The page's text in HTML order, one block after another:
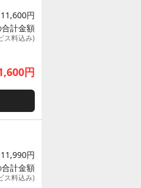
円
計金額
ス料込み)
円
円
計金額
ス料込み)